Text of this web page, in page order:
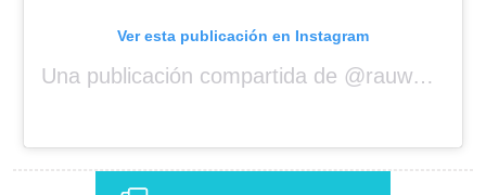
Ver esta publicación en Instagram
Una publicación compartida de @rauwalejandro